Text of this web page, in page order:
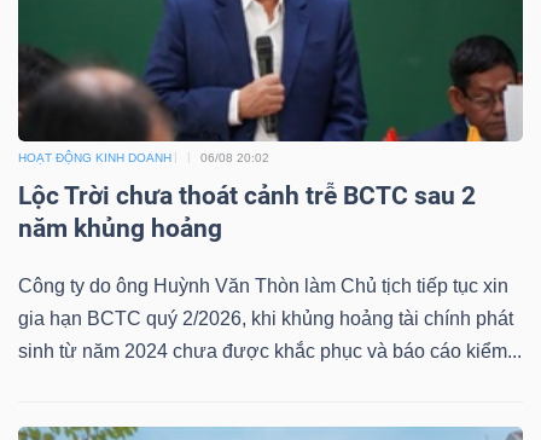
HOẠT ĐỘNG KINH DOANH 06/08 20:02
Lộc Trời chưa thoát cảnh trễ BCTC sau 2
năm khủng hoảng
Công ty do ông Huỳnh Văn Thòn làm Chủ tịch tiếp tục xin
gia hạn BCTC quý 2/2026, khi khủng hoảng tài chính phát
sinh từ năm 2024 chưa được khắc phục và báo cáo kiểm...